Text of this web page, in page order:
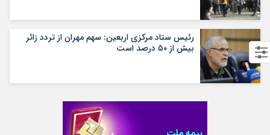
رئیس ستاد مرکزی اربعین: سهم مهران از تردد زائر
بیش از ۵۰ درصد است